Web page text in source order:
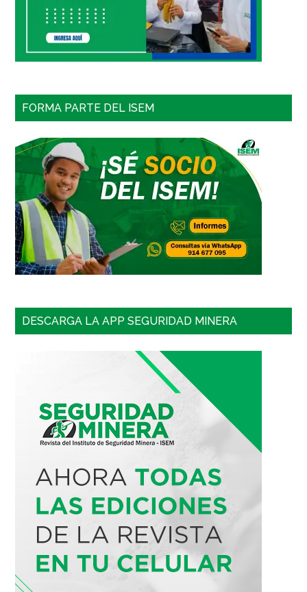
FORMA PARTE DEL ISEM
DESCARGA LA APP SEGURIDAD MINERA